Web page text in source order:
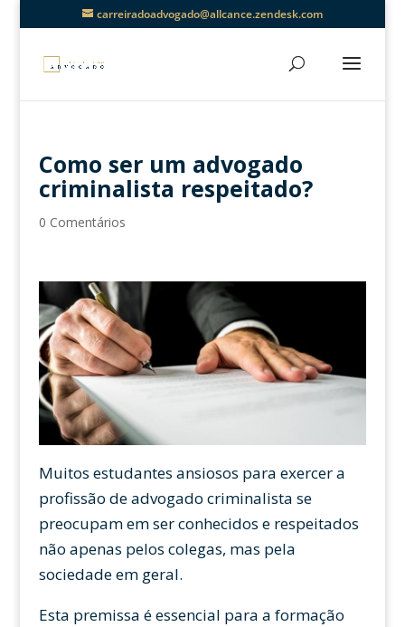
carreiradoadvogado@allcance.zendesk.com
Como ser um advogado
criminalista respeitado?
0 Comentários
Muitos estudantes ansiosos para exercer a
profissão de advogado criminalista se
preocupam em ser conhecidos e respeitados
não apenas pelos colegas, mas pela
sociedade em geral.
Esta premissa é essencial para a formação